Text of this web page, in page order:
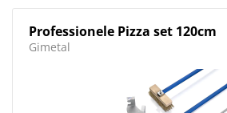
Professionele Pizza set 120cm
Gimetal